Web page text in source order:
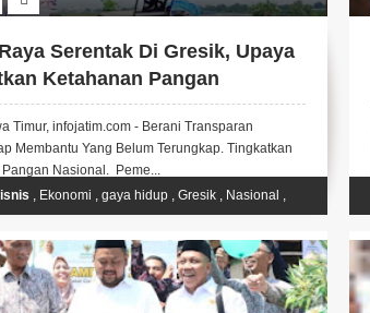
Serentak Di Gresik, Upaya
Ketahanan Pangan
Timur, infojatim.com - Berani Transparan
Membantu Yang Belum Terungkap. Tingkatkan
Pangan Nasional. Peme...
, Ekonomi , gaya hidup , Gresik , Nasional ,